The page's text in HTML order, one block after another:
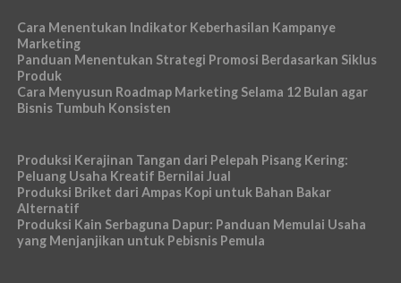
Cara Menentukan Indikator Keberhasilan Kampanye
Marketing
Panduan Menentukan Strategi Promosi Berdasarkan Siklus
Produk
Cara Menyusun Roadmap Marketing Selama 12 Bulan agar
Bisnis Tumbuh Konsisten
Produksi Kerajinan Tangan dari Pelepah Pisang Kering:
Peluang Usaha Kreatif Bernilai Jual
Produksi Briket dari Ampas Kopi untuk Bahan Bakar
Alternatif
Produksi Kain Serbaguna Dapur: Panduan Memulai Usaha
yang Menjanjikan untuk Pebisnis Pemula